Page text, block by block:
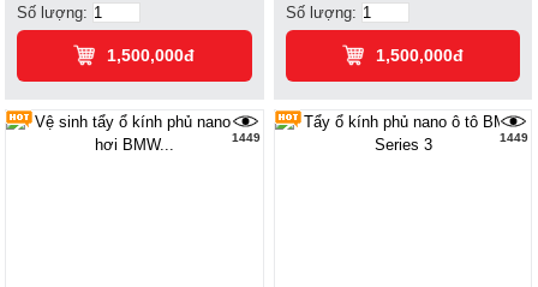
Số lượng:
1,500,000đ
Số lượng:
1,500,000đ
1449 1449